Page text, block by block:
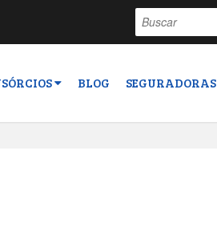
BLOG SEGURADORAS